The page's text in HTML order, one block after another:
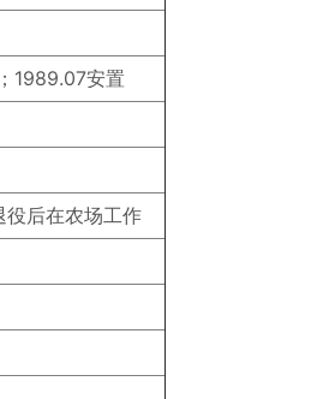
1989.07安置
役后在农场工作